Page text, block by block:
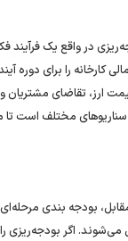
در واقع یک فرآیند
کارخانه را برای دوره
ارز، تقاضای
مختلف است تا
بودجه ‌بندی
اگر بودجه‌ریزی